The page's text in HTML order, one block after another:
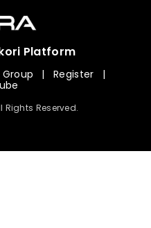
Platform
Group | Register
|
Rights Reserved.